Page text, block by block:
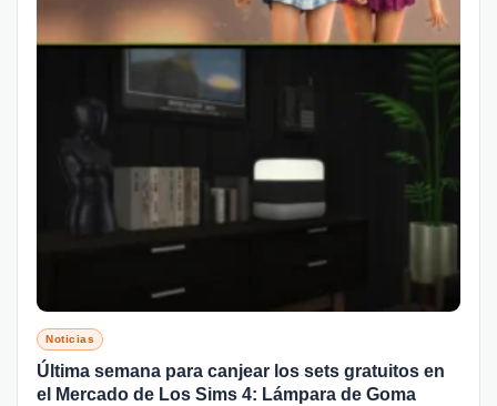
Noticias
Última semana para canjear los sets gratuitos en
el Mercado de Los Sims 4: Lámpara de Goma